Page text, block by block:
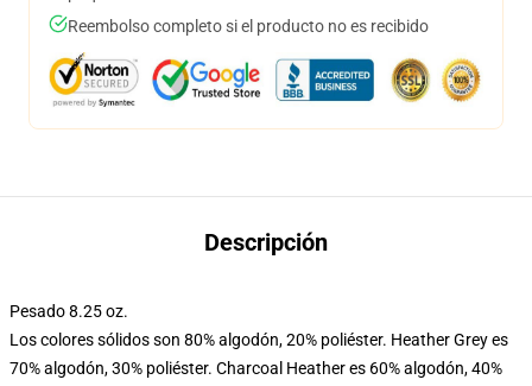
Reembolso completo si el producto no es recibido
Descripción
Pesado 8.25 oz.
Los colores sólidos son 80% algodón, 20% poliéster. Heather Grey es
70% algodón, 30% poliéster. Charcoal Heather es 60% algodón, 40%